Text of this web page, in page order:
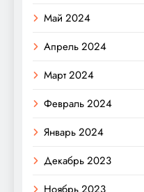
Май 2024
Апрель 2024
Март 2024
Февраль 2024
Январь 2024
Декабрь 2023